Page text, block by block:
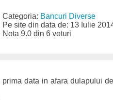
Categoria: Bancuri Diverse
Pe site din data de: 13 Iulie
Nota 9.0 din 6 voturi
data in afara dulapului